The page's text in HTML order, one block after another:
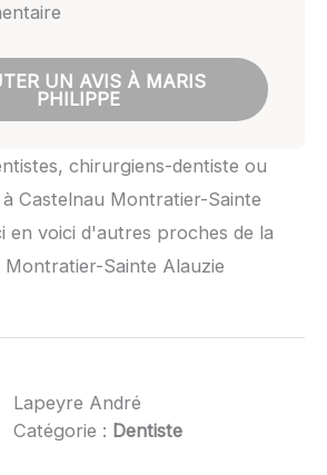
UN AVIS À MARIS
PHILIPPE
chirurgiens-dentiste ou
Castelnau Montratier-Sainte
en voici d'autres proches de la
Montratier-Sainte Alauzie
Lapeyre André
Catégorie : Dentiste